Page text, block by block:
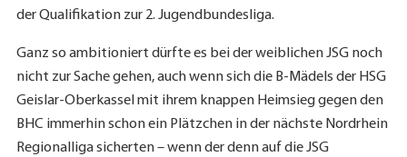
der Qualifikation zur 2. Jugendbundesliga.
Ganz so ambitioniert dürfte es bei der weiblichen JSG noch
nicht zur Sache gehen, auch wenn sich die B-Mädels der HSG
Geislar-Oberkassel mit ihrem knappen Heimsieg gegen den
BHC immerhin schon ein Plätzchen in der nächste Nordrhein
Regionalliga sicherten – wenn der denn auf die JSG